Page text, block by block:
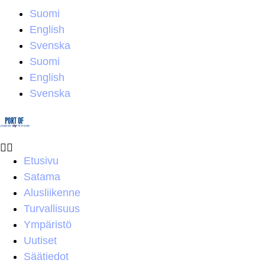
Suomi
English
Svenska
Suomi
English
Svenska
Etusivu
Satama
Alusliikenne
Turvallisuus
Ympäristö
Uutiset
Säätiedot